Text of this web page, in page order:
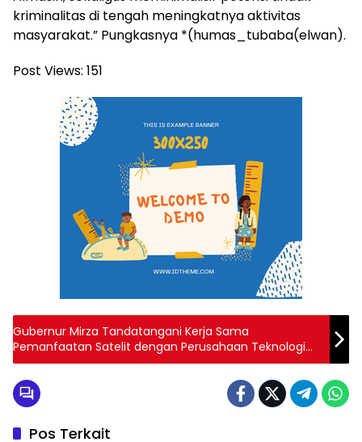
kriminalitas di tengah meningkatnya aktivitas
masyarakat.” Pungkasnya *(humas_tubaba(elwan).
Post Views: 151
Gubernur Mirza Tandatangani Kerja Sama
Pemanfaatan Satelit dengan Perusahaan Teknologi
Luar Angkasa Tiongkok
Pos Terkait